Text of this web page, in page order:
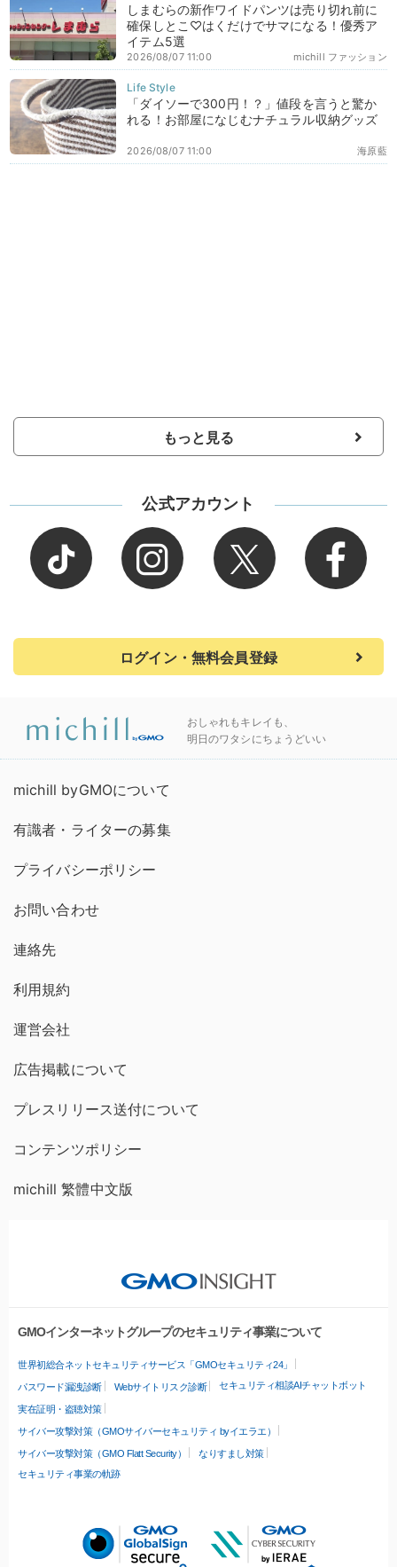
しまむらの新作ワイドパンツは売り切れ前に
確保しとこ♡はくだけでサマになる！優秀ア
イテム5選
michill ファッション
2026/08/07 11:00
「ダイソーで300円！？」値段を言うと驚か
れる！お部屋になじむナチュラル収納グッズ
海原藍
2026/08/07 11:00
もっと見る
公式アカウント
ログイン・無料会員登録
おしゃれもキレイも、
明日のワタシにちょうどいい
michill byGMOについて
有識者・ライターの募集
プライバシーポリシー
お問い合わせ
連絡先
利用規約
運営会社
広告掲載について
プレスリリース送付について
コンテンツポリシー
michill 繁體中文版
GMOインターネットグループのセキュリティ事業について
世界初総合ネットセキュリティサービス「GMOセキュリティ24」
パスワード漏洩診断 Webサイトリスク診断 セキュリティ相談AIチャットボット
実在証明・盗聴対策
サイバー攻撃対策（GMOサイバーセキュリティ byイエラエ）
サイバー攻撃対策（GMO Flatt Security）
なりすまし対策
セキュリティ事業の軌跡